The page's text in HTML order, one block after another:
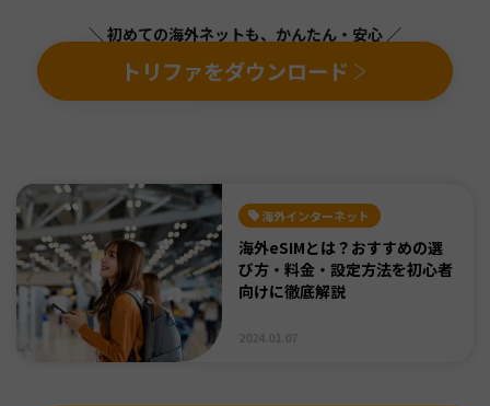
＼ 初めての海外ネットも、かんたん・安心 ／
トリファをダウンロード
海外インターネット
海外eSIMとは？おすすめの選
び方・料金・設定方法を初心者
向けに徹底解説